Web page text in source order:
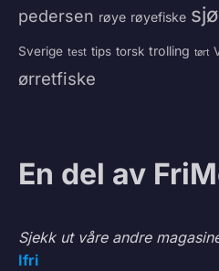
pedersen røye røyefiske
Sverige test tips torsk trolling tørt
ørretfiske
En del av
Sjekk ut våre andre
Ifri